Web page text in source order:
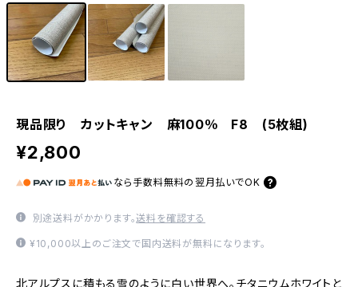
現品限り カットキャン 麻100％ F8 (5枚組)
¥2,800
なら 手数料無料の 翌月払いでOK
別途送料がかかります。送料を確認する
¥10,000以上のご注文で国内送料が無料になります。
北アルプスに積もる雪のように白い世界へ。チタニウムホワイトと